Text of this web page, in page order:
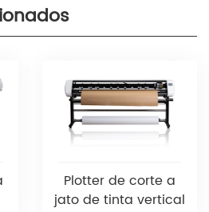
Plotter de corte a
jato de tinta vertical